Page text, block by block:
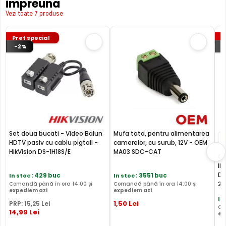
BLC (Backlight Compensation)
Functia BLC (compensarea luminii din spate) cu care este
dotata camera de supraveghere video HIKVISION DS-
2CE17H0T-IT3F3C, permite ca obiectele aflate pe un
fundal foarte luminos, de exemplu, in dreptul unei ferestre
impreuna
Vezi toate 7 produse
Pret special
-2%
Set doua bucati - Video Balun
HDTV pasiv cu cablu pigtail -
HikVision DS-1H18S/E
In stoc: 429 buc
Comandă până în ora 14:00 și
expediem azi
PRP: 15,25 Lei
14,99 Lei
Mufa tata, pentru alimentarea
camerelor, cu surub, 12V - OEM
MA03 SDC-CAT
In stoc: 3551 buc
Comandă până în ora 14:00 și
expediem azi
1,50 Lei
IR
In